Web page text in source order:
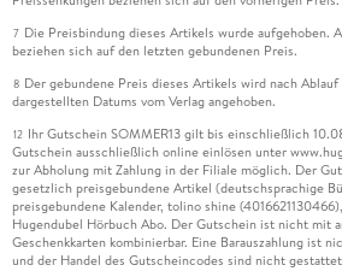
7 Die Preisbindung dieses Artikels wurde aufgehoben.
beziehen sich auf den letzten gebundenen Preis.
8 Der gebundene Preis dieses Artikels wird nach
dargestellten Datums vom Verlag angehoben.
12 Ihr Gutschein SOMMER13 gilt bis einschließlich
Gutschein ausschließlich online einlösen unter
zur Abholung mit Zahlung in der Filiale möglich. Der
gesetzlich preisgebundene Artikel (deutschsprachige
preisgebundene Kalender, tolino shine
Hugendubel Hörbuch Abo. Der Gutschein ist nicht mit
Geschenkkarten kombinierbar. Eine Barauszahlung ist
und der Handel des Gutscheincodes sind nicht